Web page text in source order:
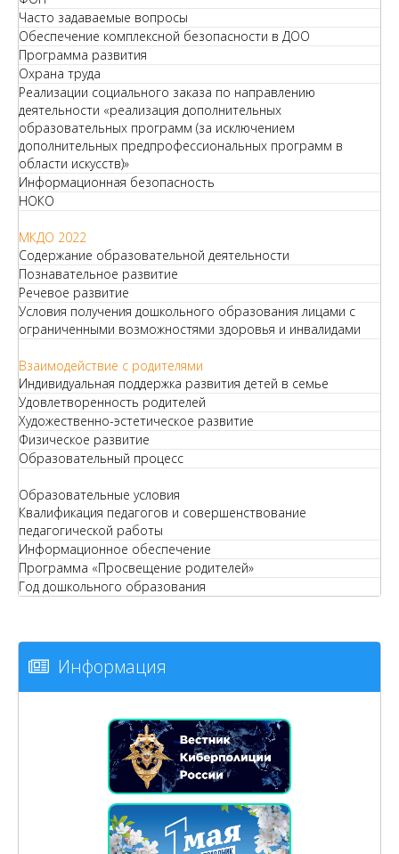
Часто задаваемые вопросы
Обеспечение комплексной безопасности в ДОО
Программа развития
Охрана труда
Реализации социального заказа по направлению
деятельности «реализация дополнительных
образовательных программ (за исключением
дополнительных предпрофессиональных программ в
области искусств)»
Информационная безопасность
НОКО
МКДО 2022
Содержание образовательной деятельности
Познавательное развитие
Речевое развитие
Условия получения дошкольного образования лицами с
ограниченными возможностями здоровья и инвалидами
Взаимодействие с родителями
Индивидуальная поддержка развития детей в семье
Удовлетворенность родителей
Художественно-эстетическое развитие
Физическое развитие
Образовательный процесс
Образовательные условия
Квалификация педагогов и совершенствование
педагогической работы
Информационное обеспечение
Программа «Просвещение родителей»
Год дошкольного образования
Информация